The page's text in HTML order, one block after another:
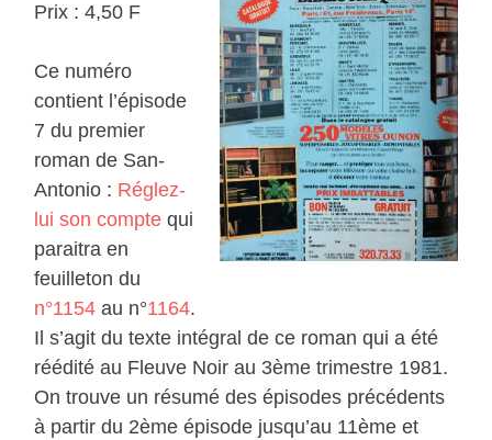
Prix : 4,50 F
Ce numéro
contient l’épisode
7 du premier
roman de San-
Antonio : Réglez-
lui son compte qui
paraitra en
feuilleton du
n°1154 au n°1164.
Il s’agit du texte intégral de ce roman qui a été
réédité au Fleuve Noir au 3ème trimestre 1981.
On trouve un résumé des épisodes précédents
à partir du 2ème épisode jusqu’au 11ème et